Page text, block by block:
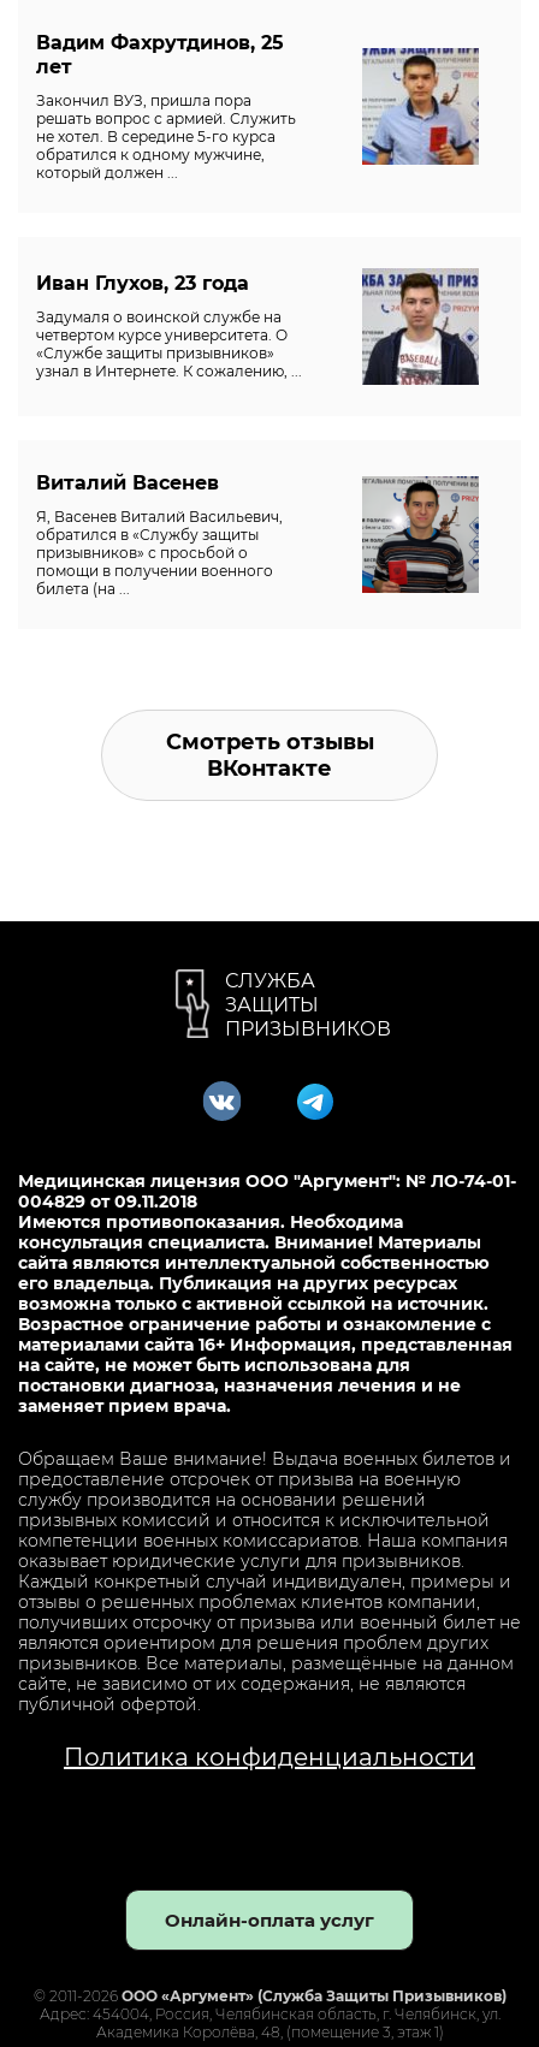
Вадим Фахрутдинов, 25
лет
Закончил ВУЗ, пришла пора
решать вопрос с армией. Служить
не хотел. В середине 5-го курса
обратился к одному мужчине,
который должен ...
Иван Глухов, 23 года
Задумаля о воинской службе на
четвертом курсе университета. О
«Службе защиты призывников»
узнал в Интернете. К сожалению, ...
Виталий Васенев
Я, Васенев Виталий Васильевич,
обратился в «Службу защиты
призывников» с просьбой о
помощи в получении военного
билета (на ...
Смотреть отзывы
ВКонтакте
СЛУЖБА
ЗАЩИТЫ
ПРИЗЫВНИКОВ
Медицинская лицензия ООО "Аргумент": № ЛО-74-01-
004829 от 09.11.2018
Имеются противопоказания. Необходима
консультация специалиста. Внимание! Материалы
сайта являются интеллектуальной собственностью
его владельца. Публикация на других ресурсах
возможна только с активной ссылкой на источник.
Возрастное ограничение работы и ознакомление с
материалами сайта 16+ Информация, представленная
на сайте, не может быть использована для
постановки диагноза, назначения лечения и не
заменяет прием врача.
Обращаем Ваше внимание! Выдача военных билетов и
предоставление отсрочек от призыва на военную
службу производится на основании решений
призывных комиссий и относится к исключительной
компетенции военных комиссариатов. Наша компания
оказывает юридические услуги для призывников.
Каждый конкретный случай индивидуален, примеры и
отзывы о решенных проблемах клиентов компании,
получивших отсрочку от призыва или военный билет не
являются ориентиром для решения проблем других
призывников. Все материалы, размещённые на данном
сайте, не зависимо от их содержания, не являются
публичной офертой.
Политика конфиденциальности
© 2011-2026 ООО «Аргумент» (Служба Защиты Призывников)
Адрес: 454004, Россия, Челябинская область, г. Челябинск, ул.
Академика Королёва, 48, (помещение 3, этаж 1)
Онлайн-оплата услуг